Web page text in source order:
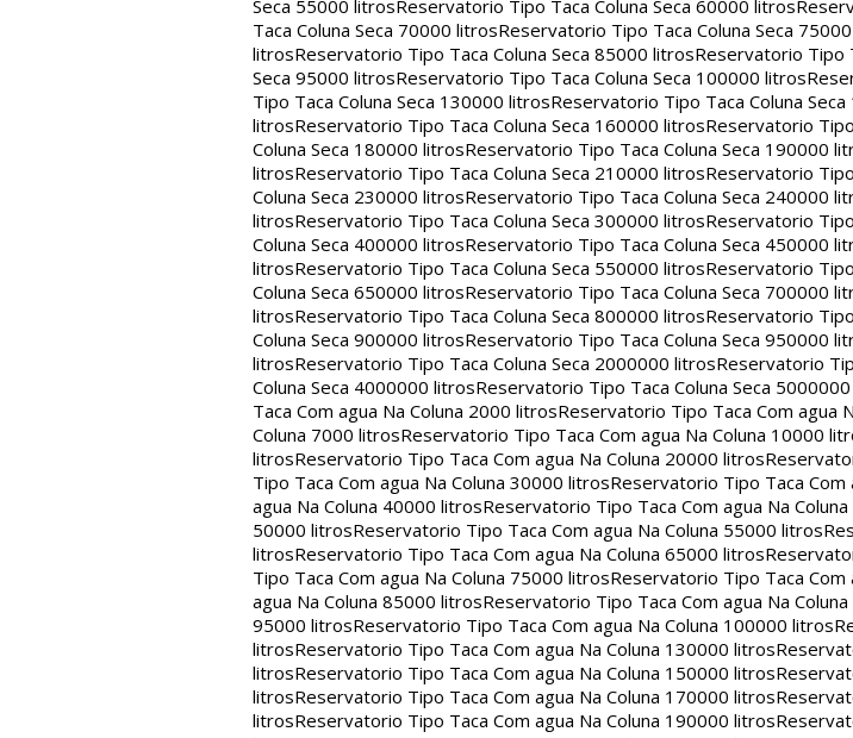
Seca 55000 litrosReservatorio Tipo Taca Coluna Seca 60000 litros
Taca Coluna Seca 70000 litrosReservatorio Tipo Taca Coluna Seca
litrosReservatorio Tipo Taca Coluna Seca 85000 litrosReservatorio Tipo
Seca 95000 litrosReservatorio Tipo Taca Coluna Seca 100000 litros
Tipo Taca Coluna Seca 130000 litrosReservatorio Tipo Taca Coluna
litrosReservatorio Tipo Taca Coluna Seca 160000 litrosReservatorio
Coluna Seca 180000 litrosReservatorio Tipo Taca Coluna Seca 190000
litrosReservatorio Tipo Taca Coluna Seca 210000 litrosReservatorio
Coluna Seca 230000 litrosReservatorio Tipo Taca Coluna Seca 240000
litrosReservatorio Tipo Taca Coluna Seca 300000 litrosReservatorio
Coluna Seca 400000 litrosReservatorio Tipo Taca Coluna Seca 450000
litrosReservatorio Tipo Taca Coluna Seca 550000 litrosReservatorio
Coluna Seca 650000 litrosReservatorio Tipo Taca Coluna Seca 700000
litrosReservatorio Tipo Taca Coluna Seca 800000 litrosReservatorio
Coluna Seca 900000 litrosReservatorio Tipo Taca Coluna Seca 950000
litrosReservatorio Tipo Taca Coluna Seca 2000000 litrosReservatorio
Coluna Seca 4000000 litrosReservatorio Tipo Taca Coluna Seca
Taca Com agua Na Coluna 2000 litrosReservatorio Tipo Taca Com agua
Coluna 7000 litrosReservatorio Tipo Taca Com agua Na Coluna 10000
litrosReservatorio Tipo Taca Com agua Na Coluna 20000 litros
Tipo Taca Com agua Na Coluna 30000 litrosReservatorio Tipo Taca
agua Na Coluna 40000 litrosReservatorio Tipo Taca Com agua Na
50000 litrosReservatorio Tipo Taca Com agua Na Coluna 55000 litros
litrosReservatorio Tipo Taca Com agua Na Coluna 65000 litros
Tipo Taca Com agua Na Coluna 75000 litrosReservatorio Tipo Taca
agua Na Coluna 85000 litrosReservatorio Tipo Taca Com agua Na
95000 litrosReservatorio Tipo Taca Com agua Na Coluna 100000 litros
litrosReservatorio Tipo Taca Com agua Na Coluna 130000 litros
litrosReservatorio Tipo Taca Com agua Na Coluna 150000 litros
litrosReservatorio Tipo Taca Com agua Na Coluna 170000 litros
litrosReservatorio Tipo Taca Com agua Na Coluna 190000 litros